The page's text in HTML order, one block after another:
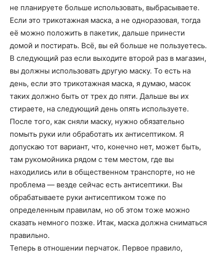
не планируете больше использовать, выбрасываете.
Если это трикотажная маска, а не одноразовая, тогда
её можно положить в пакетик, дальше принести
домой и постирать. Всё, вы ей больше не пользуетесь.
В следующий раз если выходите второй раз в магазин,
вы должны использовать другую маску. То есть на
день, если это трикотажная маска, я думаю, масок
таких должно быть от трех до пяти. Дальше вы их
стираете, на следующий день опять используете.
После того, как сняли маску, нужно обязательно
помыть руки или обработать их антисептиком. Я
допускаю тот вариант, что, конечно нет, может быть,
там рукомойника рядом с тем местом, где вы
находились или в общественном транспорте, но не
проблема — везде сейчас есть антисептики. Вы
обрабатываете руки антисептиком тоже по
определенным правилам, но об этом тоже можно
сказать немного позже. Итак, маска должна сниматься
правильно.
Теперь в отношении перчаток. Первое правило,